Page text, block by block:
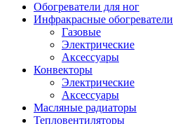
Обогреватели для ног
Инфракрасные обогреватели
Газовые
Электрические
Аксессуары
Конвекторы
Электрические
Аксессуары
Масляные радиаторы
Тепловентиляторы